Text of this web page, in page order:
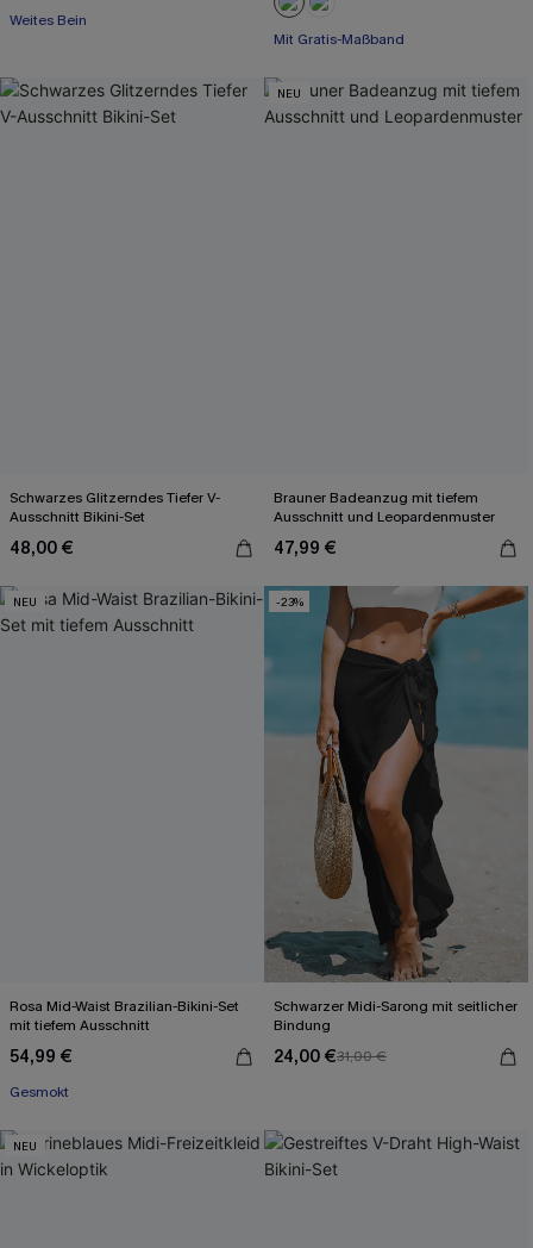
Weites Bein
Mit Gratis-Maßband
Weites Bein
Schwarzes Glitzerndes Tiefer V-
Ausschnitt Bikini-Set
48,00 €
NEU
Brauner Badeanzug mit tiefem
Ausschnitt und Leopardenmuster
47,99 €
NEU
Rosa Mid-Waist Brazilian-Bikini-Set
mit tiefem Ausschnitt
54,99 €
Gesmokt
-23%
Schwarzer Midi-Sarong mit seitlicher
Bindung
24,00 €31,00 €
NEU